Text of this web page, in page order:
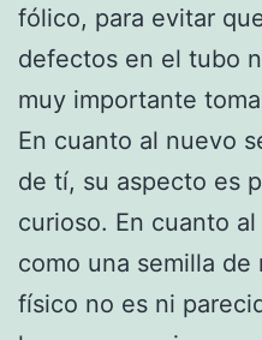
fólico, para evitar
defectos en el tubo
muy importante
En cuanto al nuevo
de tí, su aspecto es
curioso. En cuanto
como una semilla de
físico no es ni